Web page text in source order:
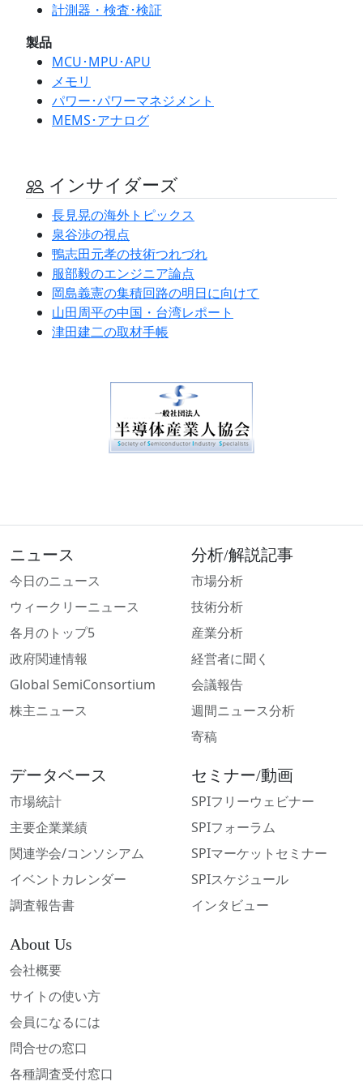
計測器・検査･検証
製品
MCU･MPU･APU
メモリ
パワー･パワーマネジメント
MEMS･アナログ
インサイダーズ
長見晃の海外トピックス
泉谷渉の視点
鴨志田元孝の技術つれづれ
服部毅のエンジニア論点
岡島義憲の集積回路の明日に向けて
山田周平の中国・台湾レポート
津田建二の取材手帳
ニュース
今日のニュース
ウィークリーニュース
各月のトップ5
政府関連情報
Global SemiConsortium
株主ニュース
分析/解説記事
市場分析
技術分析
産業分析
経営者に聞く
会議報告
週間ニュース分析
寄稿
データベース
市場統計
主要企業業績
関連学会/コンソシアム
イベントカレンダー
調査報告書
セミナー/動画
SPIフリーウェビナー
SPIフォーラム
SPIマーケットセミナー
SPIスケジュール
インタビュー
About Us
会社概要
サイトの使い方
会員になるには
問合せの窓口
各種調査受付窓口